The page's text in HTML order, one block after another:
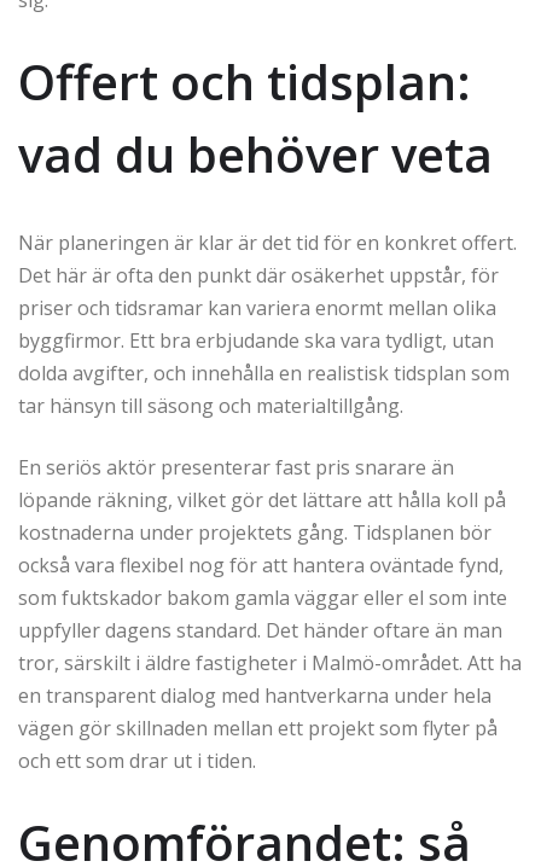
Offert och tidsplan:
vad du behöver veta
När planeringen är klar är det tid för en konkret offert.
Det här är ofta den punkt där osäkerhet uppstår, för
priser och tidsramar kan variera enormt mellan olika
byggfirmor. Ett bra erbjudande ska vara tydligt, utan
dolda avgifter, och innehålla en realistisk tidsplan som
tar hänsyn till säsong och materialtillgång.
En seriös aktör presenterar fast pris snarare än
löpande räkning, vilket gör det lättare att hålla koll på
kostnaderna under projektets gång. Tidsplanen bör
också vara flexibel nog för att hantera oväntade fynd,
som fuktskador bakom gamla väggar eller el som inte
uppfyller dagens standard. Det händer oftare än man
tror, särskilt i äldre fastigheter i Malmö-området. Att ha
en transparent dialog med hantverkarna under hela
vägen gör skillnaden mellan ett projekt som flyter på
och ett som drar ut i tiden.
Genomförandet: så